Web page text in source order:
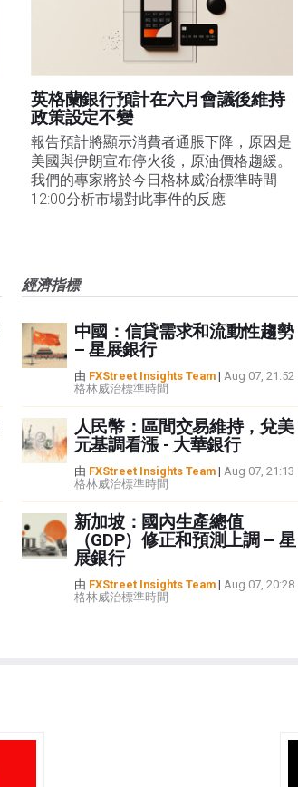
英格蘭銀行預計在六月會議後維持
政策設定不變
報告預計將顯示消費者通脹下降，原因是
美國與伊朗宣布停火後，原油價格趨緩。
我們的專家將於今日格林威治標準時間
12:00分析市場對此事件的反應
經濟指標
中國：信貸需求和流動性趨勢
– 星展銀行
由 FXStreet Insights Team| Aug 07, 21:52
格林威治標準時間
人民幣：區間交易維持，兌美
元基調看漲 - 大華銀行
由 FXStreet Insights Team| Aug 07, 21:13
格林威治標準時間
新加坡：國內生產總值
（GDP）修正和預測上調 – 星
展銀行
由 FXStreet Insights Team| Aug 07, 20:28
格林威治標準時間